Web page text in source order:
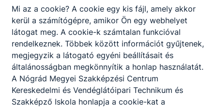
Mi az a cookie? A cookie egy kis fájl, amely akkor
kerül a számítógépre, amikor Ön egy webhelyet
látogat meg. A cookie-k számtalan funkcióval
rendelkeznek. Többek között információt gyűjtenek,
megjegyzik a látogató egyéni beállításait és
általánosságban megkönnyítik a honlap használatát.
A Nógrád Megyei Szakképzési Centrum
Kereskedelmi és Vendéglátóipari Technikum és
Szakképző Iskola honlapja a cookie-kat a